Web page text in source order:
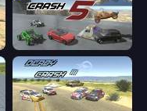
Derby Crash 5